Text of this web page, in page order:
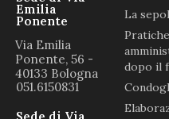
Emilia
Ponente
Via Emilia
Ponente, 56 -
40133 Bologna
051.6150831
Sede di Via
La
Pratiche
dopo il